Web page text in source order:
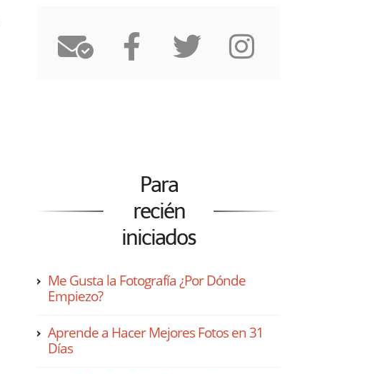
Para
recién
iniciados
Me Gusta la Fotografía ¿Por Dónde
Empiezo?
Aprende a Hacer Mejores Fotos en 31
Días